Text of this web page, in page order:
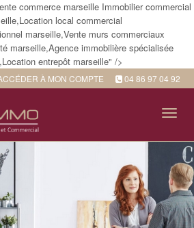
commerce marseille Immobilier commercial
local commercial
marseille,Vente murs commerciaux
marseille,Agence immobilière spécialisée
entrepôt marseille" />
À MON COMPTE 04 86 97 04 92